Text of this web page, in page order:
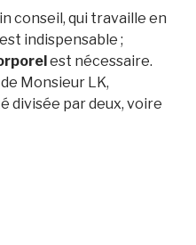
conseil, qui travaille en
indispensable ;
est nécessaire.
Monsieur LK,
divisée par deux, voire